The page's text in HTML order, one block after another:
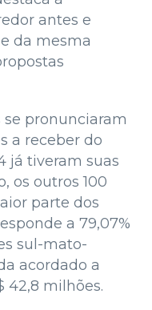
antes e
da mesma
se pronunciaram
a receber do
já tiveram suas
os outros 100
parte dos
a 79,07%
sul-mato-
acordado a
42,8 milhões.